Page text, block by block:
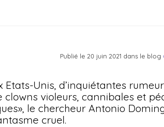
Publié le 20 juin 2021 dans le blog
Etats-Unis, d’inquiétantes
violeurs, cannibales et
le chercheur Antonio
cruel.